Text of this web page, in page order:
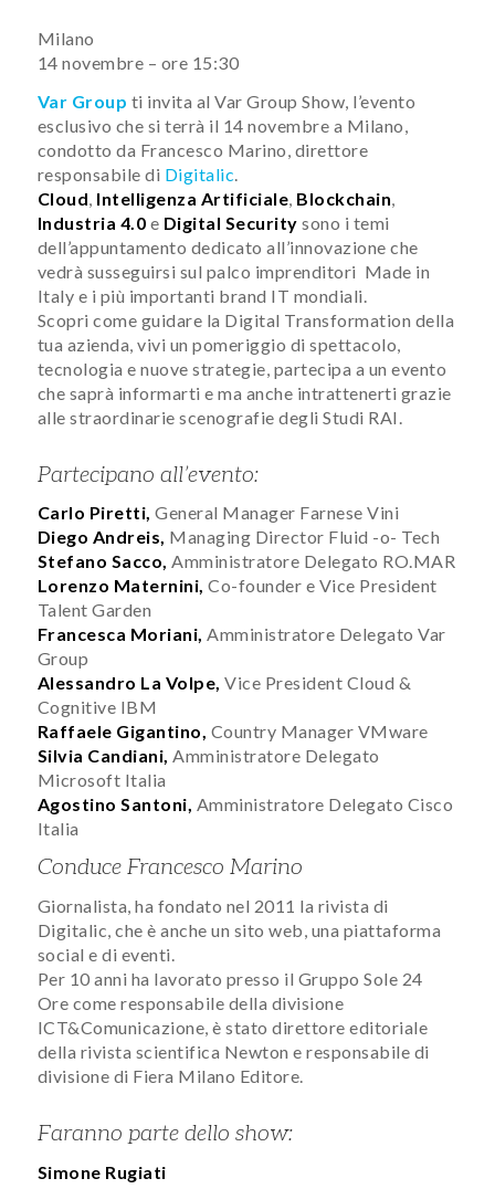
Milano
14 novembre – ore 15:30
Var Group ti invita al Var Group Show, l’evento
esclusivo che si terrà il 14 novembre a Milano,
condotto da Francesco Marino, direttore
responsabile di Digitalic
Cloud Intelligenza Artificiale Blockchain
Industria 4.0 e Digital Security sono i temi
dell’appuntamento dedicato all’innovazione che
vedrà susseguirsi sul palco imprenditori Made in
Italy e i più importanti brand IT mondiali.
Scopri come guidare la Digital Transformation della
tua azienda, vivi un pomeriggio di spettacolo,
tecnologia e nuove strategie, partecipa a un evento
che saprà informarti e ma anche intrattenerti grazie
alle straordinarie scenografie degli Studi RAI.
Partecipano all’evento:
Carlo Piretti,General Manager Farnese Vini
Diego Andreis, Managing Director Fluid -o- Tech
Stefano Sacco,Amministratore Delegato RO.MAR
Lorenzo Maternini,Co-founder e Vice President
Talent Garden
Francesca Moriani,Amministratore Delegato Var
Group
Alessandro La Volpe,Vice President Cloud &
Cognitive IBM
Raffaele Gigantino, Country Manager VMware
Silvia Candiani,Amministratore Delegato
Microsoft Italia
Agostino Santoni, Amministratore Delegato Cisco
Italia
Conduce Francesco Marino
Giornalista, ha fondato nel 2011 la rivista di
Digitalic, che è anche un sito web, una piattaforma
social e di eventi.
Per 10 anni ha lavorato presso il Gruppo Sole 24
Ore come responsabile della divisione
ICT&Comunicazione, è stato direttore editoriale
della rivista scientifica Newton e responsabile di
divisione di Fiera Milano Editore.
Faranno parte dello show:
Simone Rugiati